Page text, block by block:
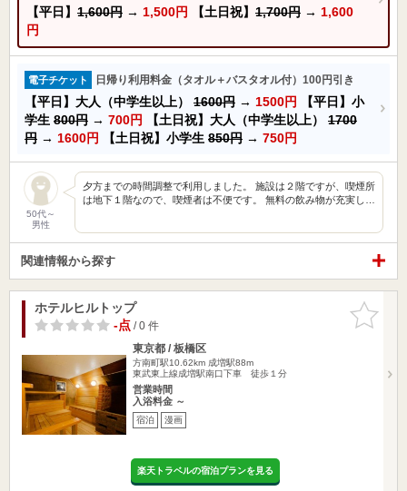
【平日】 1,600円 → 1,500円 【土日祝】 1,700円 → 1,600
円
電子チケット 日帰り利用料金（タオル＋バスタオル付）100円引き
【平日】大人（中学生以上） 1600円 → 1500円
【平日】小
学生 800円 → 700円 【土日祝】大人（中学生以上） 1700
円 → 1600円 【土日祝】小学生 850円 → 750円
50代～
男性
夕方までの時間調整で利用しました。 施設は２階ですが、喫煙所
は地下１階なので、喫煙者は不便です。 無料の飲み物が充実し…
関連情報から探す
お気に入
りに追加
ホテルヒルトップ
-点/ 0 件
東京都 / 板橋区
方南町駅10.62km 成増駅88m
東武東上線成増駅南口下車 徒歩１分
営業時間
入浴料金 ～
宿泊 漫画
楽天トラベルの宿泊プランを見る